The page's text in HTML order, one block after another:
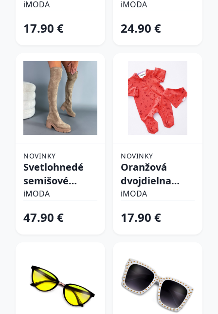
iMODA
17.90 €
šľapky
iMODA
24.90 €
NOVINKY
Svetlohnedé
semišové
vysoké čižmy
iMODA
47.90 €
NOVINKY
Oranžová
dvojdielna
bavlnená
iMODA
17.90 €